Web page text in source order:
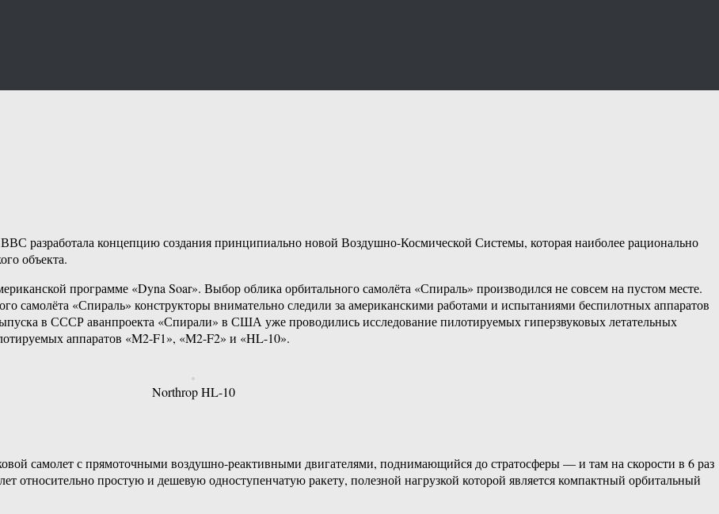
разработала концепцию создания принципиально новой Воздушно-Космической Системы, которая наиболее рационально
объекта.
программе «Dyna Soar». Выбор облика орбитального самолёта «Спираль» производился не совсем на пустом месте.
самолёта «Спираль» конструкторы внимательно следили за американскими работами и испытаниями беспилотных аппаратов
в СССР аванпроекта «Спирали» в США уже проводились исследование пилотируемых гиперзвуковых летательных
аппаратов «M2-F1», «M2-F2» и «HL-10».
Northrop HL-10
самолет с прямоточными воздушно-реактивными двигателями, поднимающийся до стратосферы — и там на скорости в 6 раз
относительно простую и дешевую одноступенчатую ракету, полезной нагрузкой которой является компактный орбитальный